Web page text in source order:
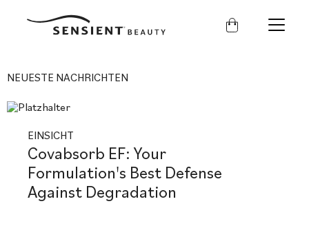
Sensient
NEUESTE NACHRICHTEN
EINSICHT
Covabsorb EF: Your
Formulation's Best Defense
Against Degradation